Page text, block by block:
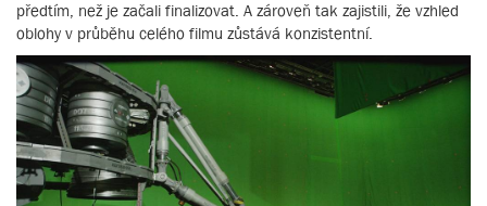
předtím, než je začali finalizovat. A zároveň tak zajistili, že vzhled
oblohy v průběhu celého filmu zůstává konzistentní.